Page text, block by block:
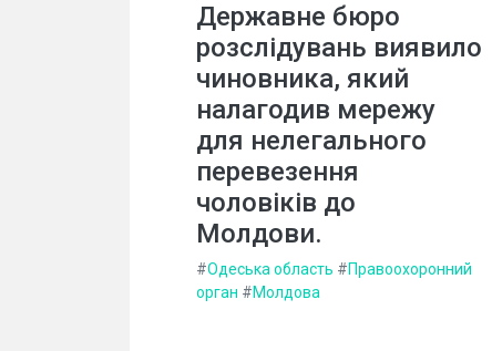
Державне бюро
розслідувань виявило
чиновника, який
налагодив мережу
для нелегального
перевезення
чоловіків до
Молдови.
#Одеська область #Правоохоронний
орган #Молдова